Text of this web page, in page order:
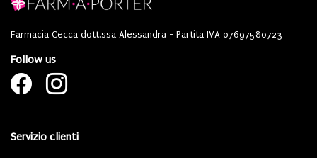
Farmacia Cecca dott.ssa Alessandra - Partita IVA 07697580723
Follow us
Servizio clienti